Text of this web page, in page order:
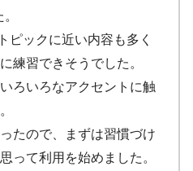
ピックに近い内容も多く
練習できそうでした。
ろいろなアクセントに触
たので、まずは習慣づけ
って利用を始めました。